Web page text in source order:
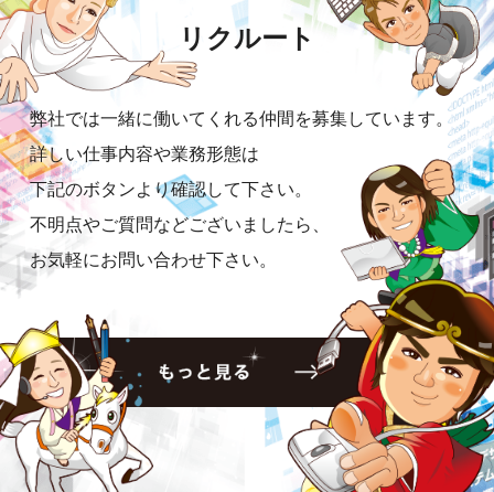
リクルート
弊社では一緒に働いてくれる仲間を募集しています。
詳しい仕事内容や業務形態は
下記のボタンより確認して下さい。
不明点やご質問などございましたら、
お気軽にお問い合わせ下さい。